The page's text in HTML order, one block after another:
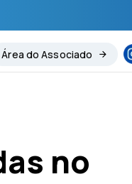
Área do Associado
no